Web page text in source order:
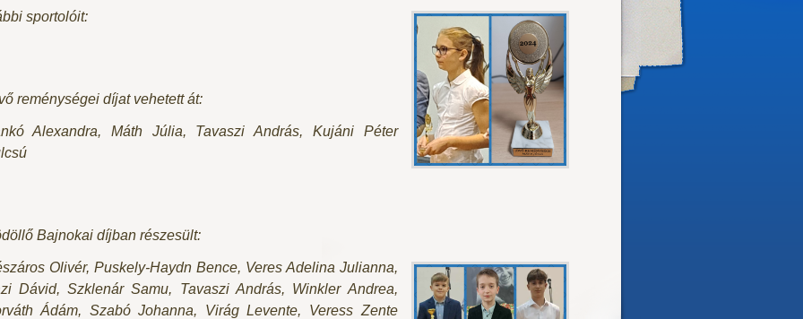
sportolóit:
reménységei díjat vehetett át:
Alexandra, Máth Júlia, Tavaszi András, Kujáni Péter
Bajnokai díjban részesült:
Olivér, Puskely-Haydn Bence, Veres Adelina Julianna,
Dávid, Szklenár Samu, Tavaszi András, Winkler Andrea,
Ádám, Szabó Johanna, Virág Levente, Veress Zente